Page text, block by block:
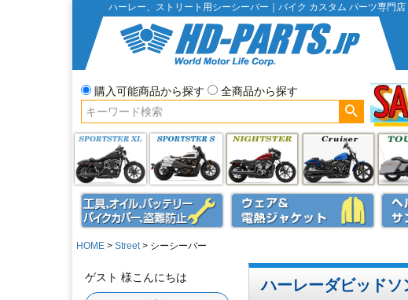
ハーレー、ストリート用シーシーバー｜バイク カスタム パーツ専門店
購入可能商品から探す
全商品から探す
HOME Street シーシーバー
ゲスト 様こんにちは ハーレーダビッド